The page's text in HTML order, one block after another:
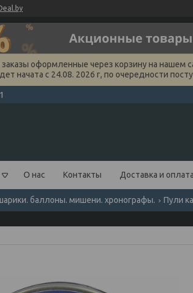
оформленные через корзину на нашем
начата с 24.08. 2026 г, по очередности
О нас Контакты Доставка и оплата
баллоны. мишени. хронографы. Пули